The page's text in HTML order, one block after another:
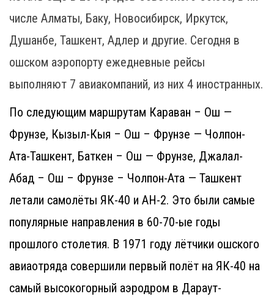
числе Алматы, Баку, Новосибирск, Иркутск,
Душанбе, Ташкент, Адлер и другие. Сегодня в
ошском аэропорту ежедневные рейсы
выполняют 7 авиакомпаний, из них 4 иностранных.
По следующим маршрутам Караван – Ош —
Фрунзе, Кызыл-Кыя – Ош – Фрунзе — Чолпон-
Ата-Ташкент, Баткен – Ош — Фрунзе, Джалал-
Абад – Ош – Фрунзе – Чолпон-Ата — Ташкент
летали самолёты ЯК-40 и АН-2. Это были самые
популярные направления в 60-70-ые годы
прошлого столетия. В 1971 году лётчики ошского
авиаотряда совершили первый полёт на ЯК-40 на
самый высокогорный аэродром в Дараут-